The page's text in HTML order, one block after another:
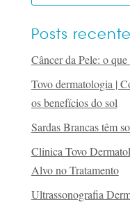
Posts
Câncer da Pele: o
Tovo dermatologia |
os benefícios do sol
Sardas Brancas têm
Clinica Tovo
Alvo no Tratamento
Ultrassonografia